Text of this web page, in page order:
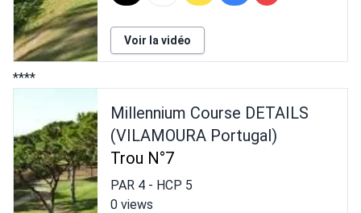
Voir la vidéo
****
Millennium Course DETAILS
(VILAMOURA Portugal)
Trou N°7
PAR 4- HCP 5
0 views